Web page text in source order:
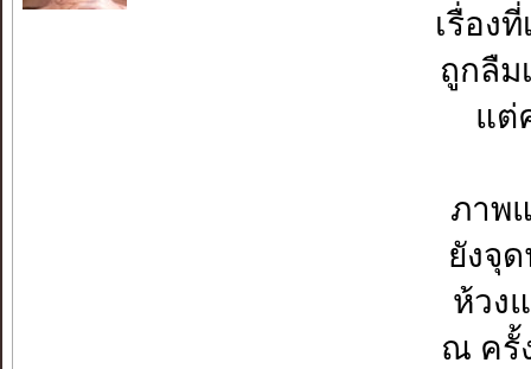
เรื่อง
ถูกลืม
แต่
ภาพ
ยังจุ
ห้วง
ณ ครั้